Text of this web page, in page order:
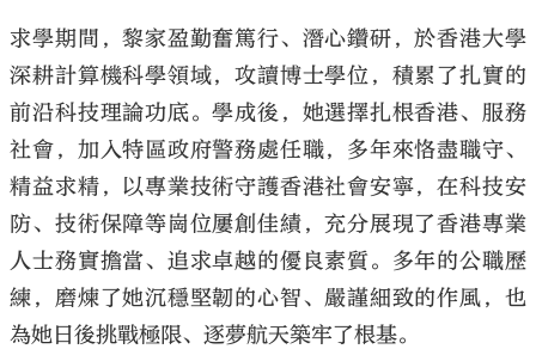
求學期間，黎家盈勤奮篤行、潛心鑽研，於香港大學
深耕計算機科學領域，攻讀博士學位，積累了扎實的
前沿科技理論功底。學成後，她選擇扎根香港、服務
社會，加入特區政府警務處任職，多年來恪盡職守、
精益求精，以專業技術守護香港社會安寧，在科技安
防、技術保障等崗位屢創佳績，充分展現了香港專業
人士務實擔當、追求卓越的優良素質。多年的公職歷
練，磨煉了她沉穩堅韌的心智、嚴謹細致的作風，也
為她日後挑戰極限、逐夢航天築牢了根基。